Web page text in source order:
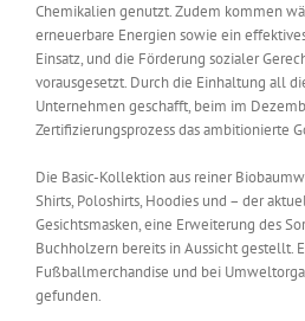
Suche
nach:
Chemikalien genutzt. Zudem kommen
erneuerbare Energien sowie ein
Einsatz, und die Förderung sozialer
vorausgesetzt. Durch die Einhaltung all
Unternehmen geschafft, beim im
Zertifizierungsprozess das ambitionierte
Die Basic-Kollektion aus reiner
Shirts, Poloshirts, Hoodies und – der
Gesichtsmasken, eine Erweiterung des
Buchholzern bereits in Aussicht gestellt.
Fußballmerchandise und bei
gefunden.